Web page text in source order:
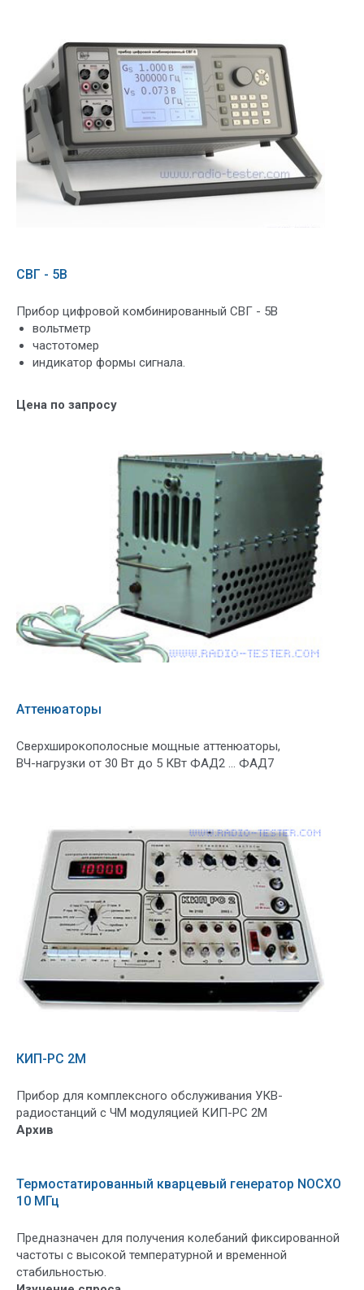
СВГ - 5В
Прибор цифровой комбинированный СВГ - 5В
вольтметр
частотомер
индикатор формы сигнала.
Цена по запросу
Аттенюаторы
Сверхширокополосные мощные аттенюаторы,
ВЧ-нагрузки от 30 Вт до 5 КВт ФАД2 ... ФАД7
КИП-РС 2М
Прибор для комплексного обслуживания УКВ-
радиостанций с ЧМ модуляцией КИП-РС 2М
Архив
Термостатированный кварцевый генератор NOCXO
10 МГц
Предназначен для получения колебаний фиксированной
частоты с высокой температурной и временной
стабильностью.